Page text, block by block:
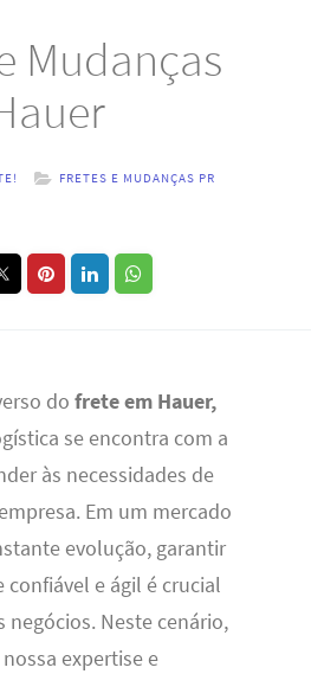
Mudanças
FRETES E MUDANÇAS PR
do frete em Hauer,
se encontra com a
às necessidades de
Em um mercado
evolução, garantir
confiável e ágil é crucial
negócios. Neste cenário,
expertise e